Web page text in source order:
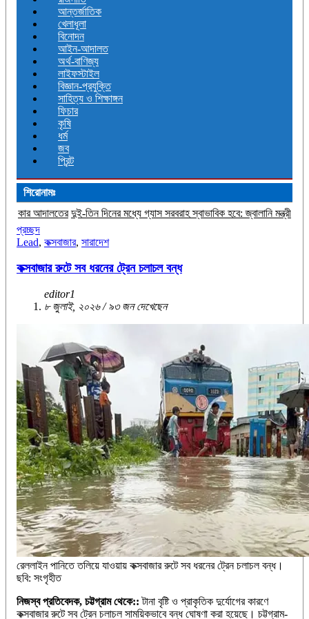
আন্তর্জাতিক
খেলাধূলা
বিনোদন
আইন-আদালত
অর্থ-বাণিজ্য
লাইফস্টাইল
বিজ্ঞান-প্রযুক্তি
সাহিত্য ও শিক্ষাঙ্গন
ফিচার
কৃষি
ধর্ম
জব
প্রিন্ট
শিরোনামঃ
দুই-তিন দিনের মধ্যে গ্যাস সরবরাহ স্বাভাবিক হবে: জ্বালানি মন্ত্রী জীবিত অবস্থায় নিজের
প্রচ্ছদ
Lead, কক্সবাজার, সারাদেশ
কক্সবাজার রুটে সব ধরনের ট্রেন চলাচল বন্ধ
editor1
৮ জুলাই, ২০২৬ / ৯৩ জন দেখেছেন
রেললাইন পানিতে তলিয়ে যাওয়ায় কক্সবাজার রুটে সব ধরনের ট্রেন চলাচল বন্ধ।
ছবি: সংগৃহীত
নিজস্ব প্রতিবেদক, চট্টগ্রাম থেকে:: টানা বৃষ্টি ও প্রাকৃতিক দুর্যোগের কারণে
কক্সবাজার রুটে সব ট্রেন চলাচল সাময়িকভাবে বন্ধ ঘোষণা করা হয়েছে। চট্টগ্রাম-